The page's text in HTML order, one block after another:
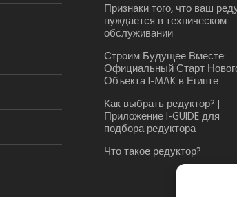
Признаки того, что ваш
нуждается в техническом
обслуживании
Строим Будущее Вместе:
Официальный Старт
Объекта I-MAK в Египте
Как выбрать редуктор? |
Приложение I-GUIDE для
подбора редуктора
Что такое редуктор?